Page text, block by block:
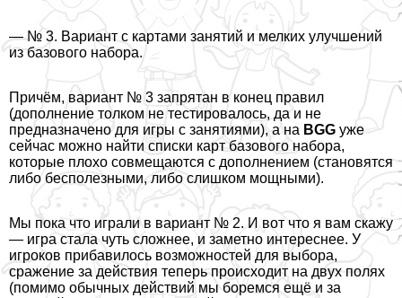
— № 3. Вариант с картами занятий и мелких улучшений
из базового набора.
Причём, вариант № 3 запрятан в конец правил
(дополнение толком не тестировалось, да и не
предназначено для игры с занятиями), а на BGG уже
сейчас можно найти списки карт базового набора,
которые плохо совмещаются с дополнением (становятся
либо бесполезными, либо слишком мощными).
Мы пока что играли в вариант № 2. И вот что я вам скажу
— игра стала чуть сложнее, и заметно интереснее. У
игроков прибавилось возможностей для выбора,
сражение за действия теперь происходит на двух полях
(помимо обычных действий мы боремся ещё и за